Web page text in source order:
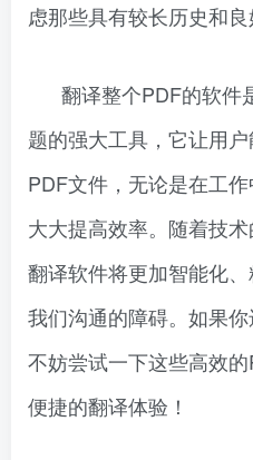
虑那些具有较长历史和良
翻译整个PDF的软件
题的强大工具，它让用
PDF文件，无论是在工
大大提高效率。随着技
翻译软件将更加智能化
我们沟通的障碍。如果
不妨尝试一下这些高效
便捷的翻译体验！